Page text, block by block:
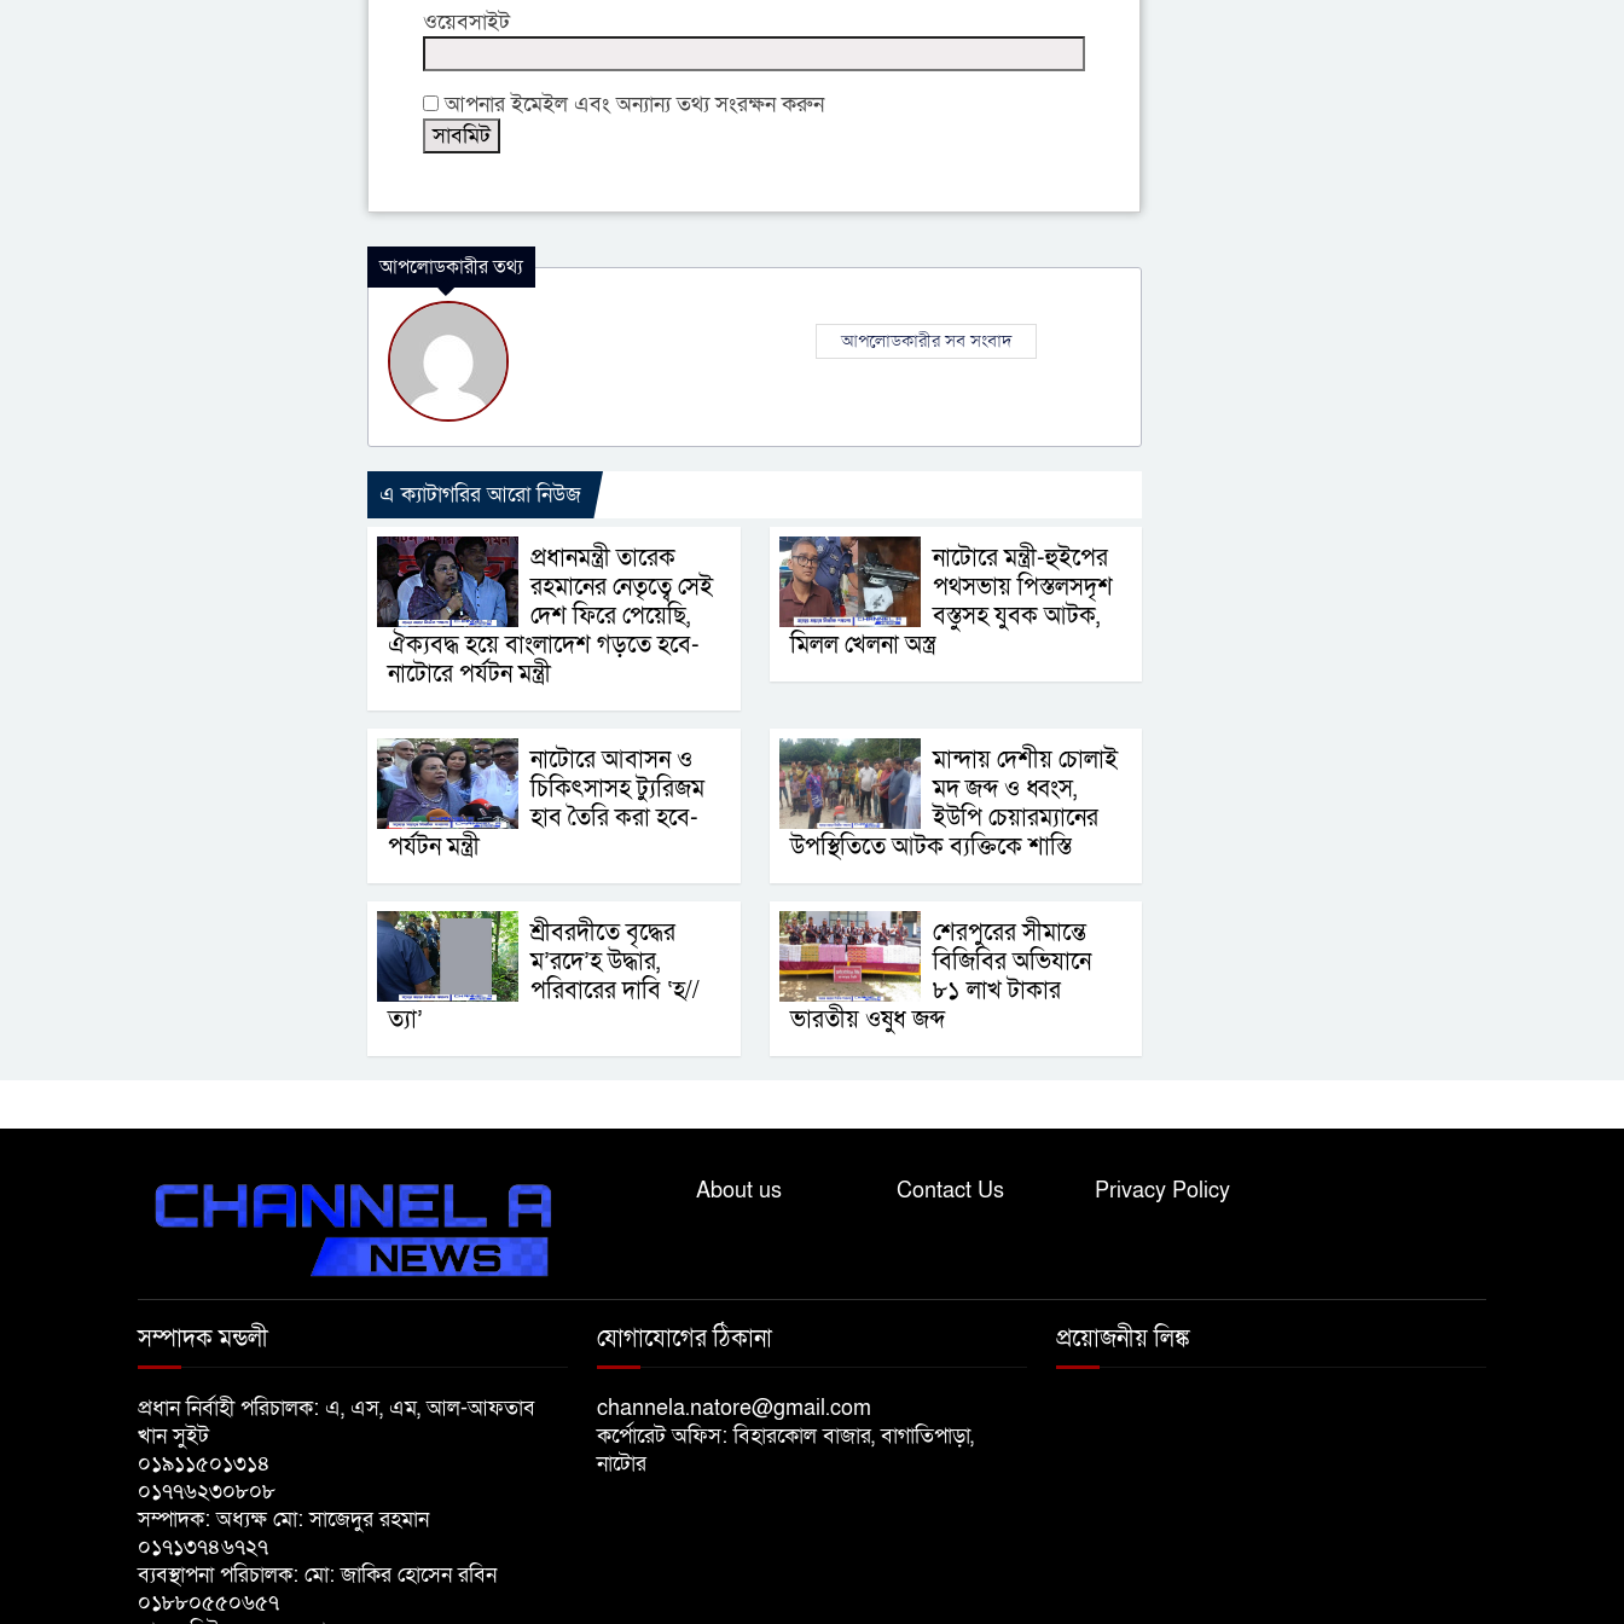
ওয়েবসাইট
আপনার ইমেইল এবং অন্যান্য তথ্য সংরক্ষন করুন
আপলোডকারীর তথ্য
আপলোডকারীর সব সংবাদ
এ ক্যাটাগরির আরো নিউজ
প্রধানমন্ত্রী তারেক
রহমানের নেতৃত্বে সেই
দেশ ফিরে পেয়েছি,
ঐক্যবদ্ধ হয়ে বাংলাদেশ গড়তে হবে-
নাটোরে পর্যটন মন্ত্রী
নাটোরে মন্ত্রী-হুইপের
পথসভায় পিস্তলসদৃশ
বস্তুসহ যুবক আটক,
মিলল খেলনা অস্ত্র
নাটোরে আবাসন ও
চিকিৎসাসহ ট্যুরিজম
হাব তৈরি করা হবে-
পর্যটন মন্ত্রী
মান্দায় দেশীয় চোলাই
মদ জব্দ ও ধ্বংস,
ইউপি চেয়ারম্যানের
উপস্থিতিতে আটক ব্যক্তিকে শাস্তি
শ্রীবরদীতে বৃদ্ধের
ম’রদে’হ উদ্ধার,
পরিবারের দাবি ‘হ//
ত্যা’
শেরপুরের সীমান্তে
বিজিবির অভিযানে
৮১ লাখ টাকার
ভারতীয় ওষুধ জব্দ
About us Contact Us Privacy Policy
সম্পাদক মন্ডলী
প্রধান নির্বাহী পরিচালক: এ, এস, এম, আল-আফতাব
খান সুইট
০১৯১১৫০১৩১৪
০১৭৭৬২৩০৮০৮
সম্পাদক: অধ্যক্ষ মো: সাজেদুর রহমান
০১৭১৩৭৪৬৭২৭
ব্যবস্থাপনা পরিচালক: মো: জাকির হোসেন রবিন
০১৮৮০৫৫০৬৫৭
যোগাযোগের ঠিকানা
channela.natore@gmail.com
কর্পোরেট অফিস: বিহারকোল বাজার, বাগাতিপাড়া,
নাটোর
প্রয়োজনীয় লিঙ্ক